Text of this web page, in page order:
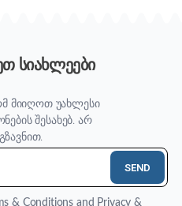
სიახლეები
მიიღოთ უახლესი
შესახებ. არ
SEND
& Conditions and Privacy &